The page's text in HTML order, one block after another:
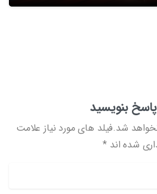
بنویسید
شد.فیلد های مورد نیاز علامت
شده اند *